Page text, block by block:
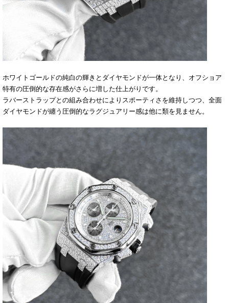
ホワイトゴールドの純白の輝きとダイヤモンドが一体となり、オフショア
特有の圧倒的な存在感がさらに増した仕上がりです。
ラバーストラップとの組み合わせによりスポーティさを維持しつつ、全面
ダイヤモンドが纏う圧倒的なラグジュアリー感は他に類を見ません。